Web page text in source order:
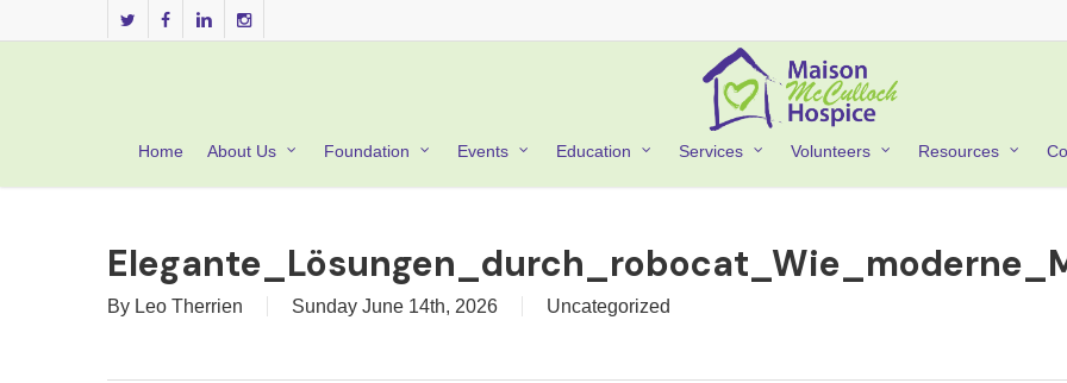
to
twitter facebooklinkedininstagram
Home About Us Foundation Events Education Services Volunteers Resources
By Leo Therrien Sunday June 14th, 2026 Uncategorized